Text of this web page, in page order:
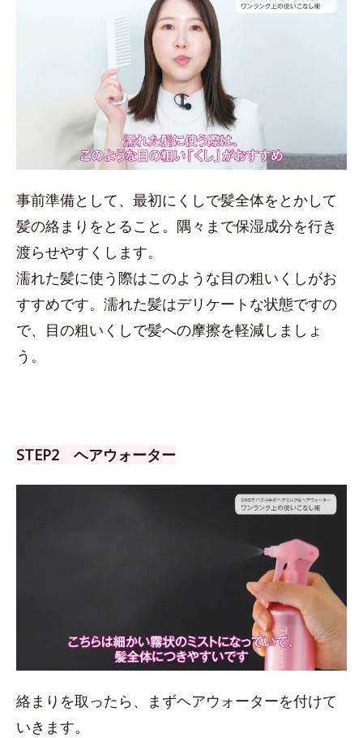
事前準備として、最初にくしで髪全体をとかして
髪の絡まりをとること。隅々まで保湿成分を行き
渡らせやすくします。
濡れた髪に使う際はこのような目の粗いくしがお
すすめです。濡れた髪はデリケートな状態ですの
で、目の粗いくしで髪への摩擦を軽減しましょ
う。
STEP2 ヘアウォーター
絡まりを取ったら、まずヘアウォーターを付けて
いきます。